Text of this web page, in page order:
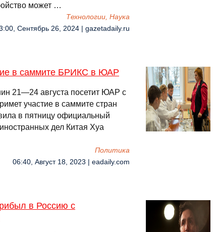
может …
Технологии, Наука
Сентябрь 26, 2024 | gazetadaily.ru
в саммите БРИКС в ЮАР
21—24 августа посетит ЮАР с
участие в саммите стран
в пятницу официальный
дел Китая Хуа
Политика
06:40, Август 18, 2023 | eadaily.com
в Россию с